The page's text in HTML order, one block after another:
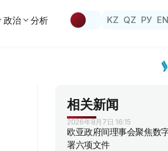
政治 分析 KZ QZ РУ EN
相关新闻
2026年8月7日 16:15
欧亚政府间理事会聚焦数
署六项文件